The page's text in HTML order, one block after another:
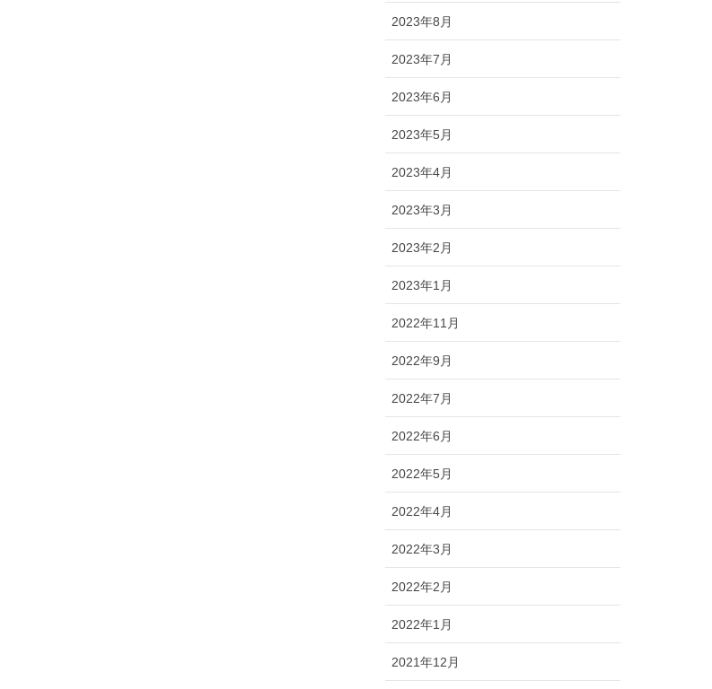
2023年8月
2023年7月
2023年6月
2023年5月
2023年4月
2023年3月
2023年2月
2023年1月
2022年11月
2022年9月
2022年7月
2022年6月
2022年5月
2022年4月
2022年3月
2022年2月
2022年1月
2021年12月